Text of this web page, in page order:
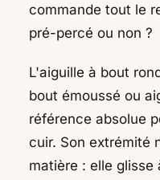
commande tout le
pré-percé ou non ?
L'aiguille à bout
bout émoussé ou
référence absolue
cuir. Son extrémité
matière : elle